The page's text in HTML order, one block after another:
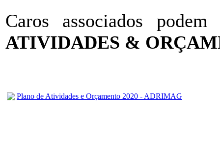
Caros associados
ATIVIDADES &
Plano de Atividades e Orçamento 2020 - ADRIMAG